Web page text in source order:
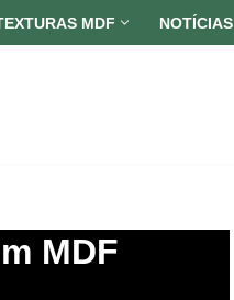
MDF NOTÍCIAS
MDF